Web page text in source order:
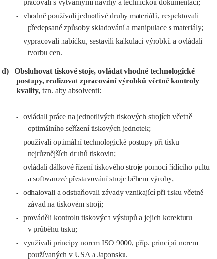
- pracovali s výtvarnými návrhy a technickou dokumentací;
-
vhodně používali jednotlivé druhy materiálů, respektovali
předepsané způsoby skladování a manipulace s materiály;
-
vypracovali nabídku, sestavili kalkulaci výrobků a ovládali
tvorbu cen.
d)
Obsluhovat tiskové stoje, ovládat vhodné technologické
postupy, realizovat zpracování výrobků včetně kontroly
kvality, tzn. aby absolventi:
-
ovládali práce na jednotlivých tiskových strojích včetně
optimálního seřízení tiskových jednotek;
-
používali optimální technologické postupy při tisku
nejrůznějších druhů tiskovin;
-
ovládali dálkové řízení tiskového stroje pomocí řídícího pultu
a softwarové přestavování stroje během výroby;
-
odhalovali a odstraňovali závady vznikající při tisku včetně
závad na tiskovém stroji;
-
prováděli kontrolu tiskových výstupů a jejich korekturu
v průběhu tisku;
-
využívali principy norem ISO 9000, příp. principů norem
používaných v USA a Japonsku.